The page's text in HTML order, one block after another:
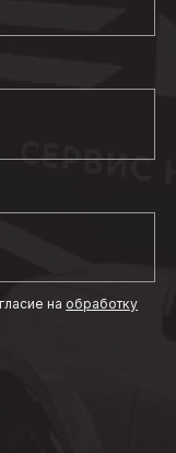
на обработку